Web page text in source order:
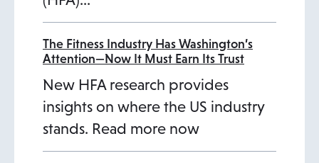
The Fitness Industry Has Washington’s
Attention—Now It Must Earn Its Trust
o
p
e
n
New HFA research provides
insights on where the US industry
stands. Read more now